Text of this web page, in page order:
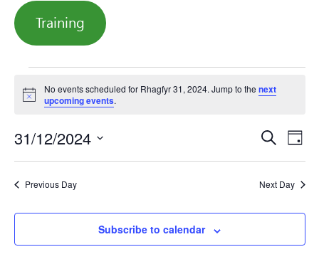
Training
Events
for
Rhagfyr
31,
Notice
No events scheduled for Rhagfyr 31, 2024. Jump to the next
upcoming events.
and
Search
Day
31/12/2024
Select
date.
Previous Day Next Day
Subscribe to calendar